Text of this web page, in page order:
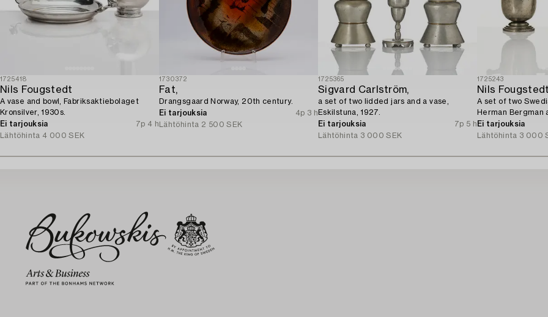
1725418
Nils Fougstedt
A vase and bowl, Fabriksaktiebolaget
Kronsilver, 1930s.
Ei tarjouksia
7p 4 h
Lähtöhinta 4 000 SEK
1730372
Fat,
Drangsgaard Norway, 20th century.
Ei tarjouksia
4p 3 h
Lähtöhinta 2 500 SEK
1725365
Sigvard Carlström,
a set of two lidded jars and a vase,
Eskilstuna, 1927.
Ei tarjouksia
7p 5 h
Lähtöhinta 3 000 SEK
1725243
Nils
A set of two
Herman Bergman
1930.
Ei tarjouksia
Lähtöhinta 3 000